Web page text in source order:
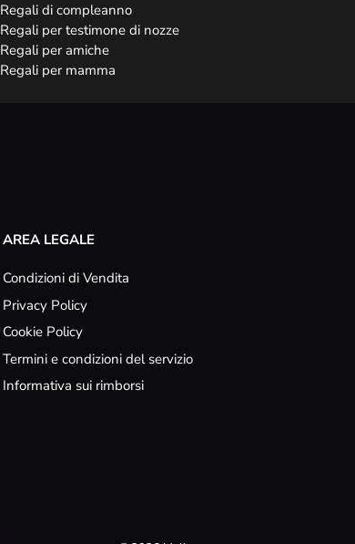
Regali di compleanno
Regali per testimone di nozze
Regali per amiche
Regali per mamma
AREA LEGALE
Condizioni di Vendita
Privacy Policy
Cookie Policy
Termini e condizioni del servizio
Informativa sui rimborsi